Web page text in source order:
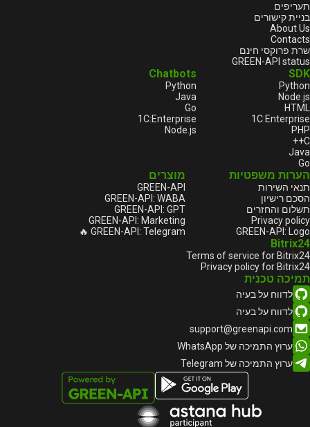
תעריפים
בניית קישורים
About Us
Contacts
שרת פרוקסי חינם
GREEN-API status
SDK
Python
Node.js
HTML
1С:Enterprise
PHP
C++
Java
Go
Chatbots
Python
Java
Go
1С:Enterprise
Node.js
הערות משפטיות
תנאי השירות
הסכם רישיון
תשלום והחזרים
Privacy policy
GREEN-API: Logo
Bitrix24
Terms of service for Bitrix24
Privacy policy for Bitrix24
מוצרים
GREEN-API
GREEN-API: WABA
GREEN-API: GPT
GREEN-API: Marketing
GREEN-API: Telegram 🔥
תמיכה טכנית
לדווח על בעיה
לדווח על בעיה
support@greenapi.com
ערוץ התמיכה של WhatsApp
ערוץ התמיכה של Telegram